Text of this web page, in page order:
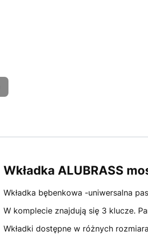
Wkładka ALUBRASS
Wkładka bębenkowa -uniwersalna
W komplecie znajdują się 3 klucze.
Wkładki dostępne w różnych